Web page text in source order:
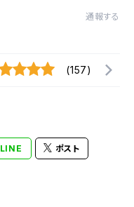
通報する
(157)
LINE ポスト